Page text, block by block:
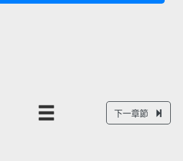
下一章節